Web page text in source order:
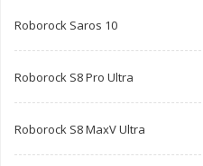
Roborock Saros 10
Roborock S8 Pro Ultra
Roborock S8 MaxV Ultra